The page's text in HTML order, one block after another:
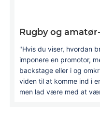
Rugby og
"Hvis du viser, hvordan
imponere en promotor,
backstage eller i og
viden til at komme ind i
men lad være med at